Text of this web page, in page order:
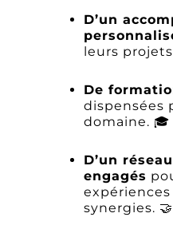
D’un
leurs
De
dispensées
domaine. 🎓
D’un
engagés
synergies. 🤝